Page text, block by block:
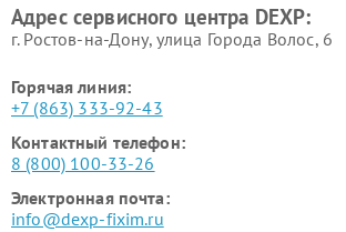
Адрес сервисного центра DEXP:
г. Ростов-на-Дону, улица Города Волос, 6
Горячая линия:
+7 (863) 333-92-43
Контактный телефон:
8 (800) 100-33-26
Электронная почта:
info@dexp-fixim.ru